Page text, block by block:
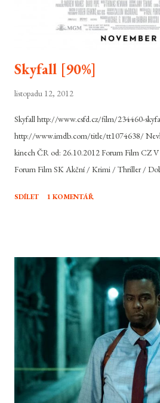
Skyfall [90%]
listopadu 12, 2012
Skyfall http://www.csfd.cz/film/234460-
http://www.imdb.com/title/tt1074638/
kinech ČR od: 26.10.2012 Forum Film CZ
Forum Film SK Akční / Krimi / Thriller /
Wade, John Logan Hudba: Thomas
ženy, Martini a rychlá auta. Britskou špičku
plátna snad netřeba představovat. Agent s
svém 23. dobrodružství, potřetí s tváří
dobrodružstvím byla pro agenta 007 díky
před pár lety trochu delší, než původně čekal,
SDÍLET 1 KOMENTÁŘ